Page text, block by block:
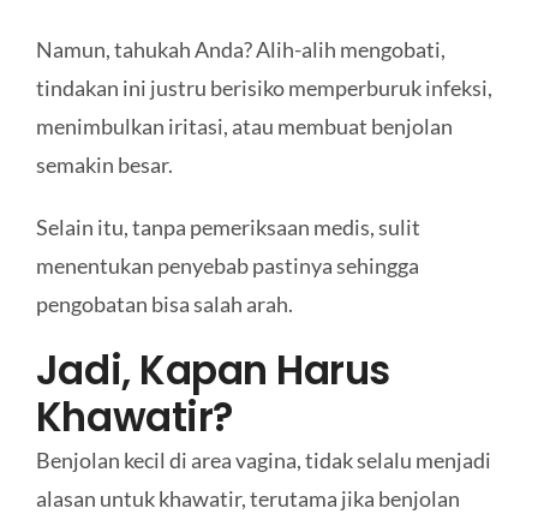
Namun, tahukah Anda? Alih-alih mengobati,
tindakan ini justru berisiko memperburuk infeksi,
menimbulkan iritasi, atau membuat benjolan
semakin besar.
Selain itu, tanpa pemeriksaan medis, sulit
menentukan penyebab pastinya sehingga
pengobatan bisa salah arah.
Jadi, Kapan Harus
Khawatir?
Benjolan kecil di area vagina, tidak selalu menjadi
alasan untuk khawatir, terutama jika benjolan